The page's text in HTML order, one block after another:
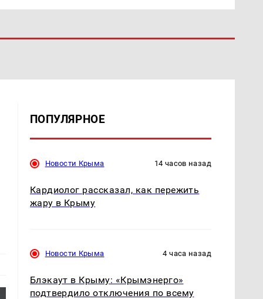
ПОПУЛЯРНОЕ
Новости Крыма 14 часов назад
Кардиолог рассказал, как пережить
жару в Крыму
Новости Крыма 4 часа назад
Блэкаут в Крыму: «Крымэнерго»
подтвердило отключения по всему